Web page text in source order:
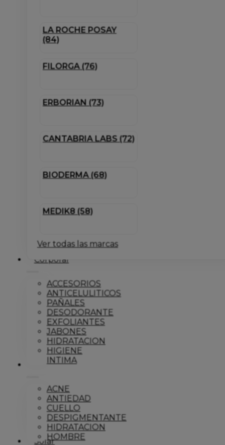
LA ROCHE POSAY
(84)
FILORGA (76)
ERBORIAN (73)
CANTABRIA LABS (72)
BIODERMA (68)
MEDIK8 (58)
Ver todas las marcas
Corporal
ACCESORIOS
ANTICELULITICOS
PAÑALES
DESODORANTE
EXFOLIANTES
JABONES
HIDRATACION
HIGIENE
INTIMA
Dermo
ACNE
ANTIEDAD
CUELLO
DESPIGMENTANTE
HIDRATACION
HOMBRE
Solar